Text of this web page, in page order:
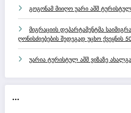
გოგონამ მიიღო უარი აშშ ტურისტულ
მიგრაციის დეპარტამენტმა
ღონისძიებების შედეგად უცხო ქვეყნის
უარია ტურისტულ აშშ ვიზაზე
...